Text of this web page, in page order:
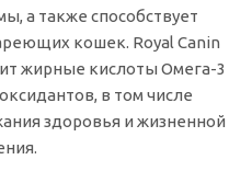
а также способствует
кошек. Royal Canin
жирные кислоты Омега-3
в том числе
здоровья и жизненной